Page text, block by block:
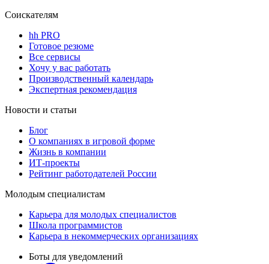
Соискателям
hh PRO
Готовое резюме
Все сервисы
Хочу у вас работать
Производственный календарь
Экспертная рекомендация
Новости и статьи
Блог
О компаниях в игровой форме
Жизнь в компании
ИТ-проекты
Рейтинг работодателей России
Молодым специалистам
Карьера для молодых специалистов
Школа программистов
Карьера в некоммерческих организациях
Боты для уведомлений